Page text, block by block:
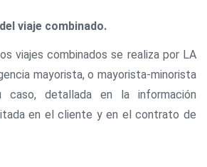
viaje combinado.
viajes combinados se realiza por LA
mayorista, o mayorista-minorista
caso, detallada en la información
en el cliente y en el contrato de